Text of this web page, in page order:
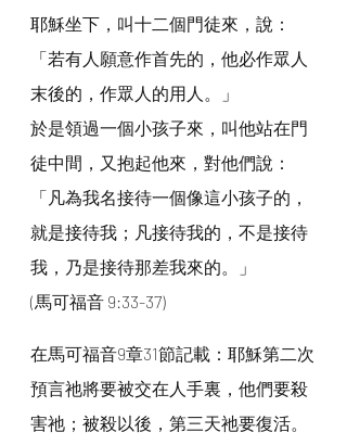
耶穌坐下，叫十二個門徒來，說：
「若有人願意作首先的，他必作眾人
末後的，作眾人的用人。」
於是領過一個小孩子來，叫他站在門
徒中間，又抱起他來，對他們說：
「凡為我名接待一個像這小孩子的，
就是接待我；凡接待我的，不是接待
我，乃是接待那差我來的。」
(馬可福音 9:33-37)
在馬可福音9章31節記載：耶穌第二次
預言祂將要被交在人手裏，他們要殺
害祂；被殺以後，第三天祂要復活。